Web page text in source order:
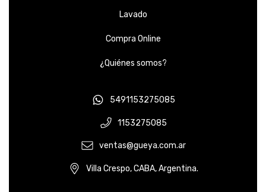
Lavado
Compra Online
¿Quiénes somos?
5491153275085
1153275085
ventas@gueya.com.ar
Villa Crespo, CABA, Argentina.